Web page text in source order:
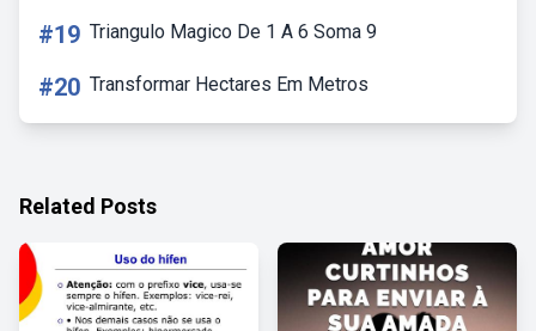
#19 Triangulo Magico De 1 A 6 Soma 9
#20 Transformar Hectares Em Metros
Related Posts